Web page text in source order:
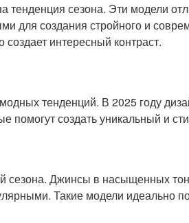
тенденция сезона. Эти модели
для создания стройного и
интересный контраст.
тенденций. В 2025 году
помогут создать уникальный и
сезона. Джинсы в насыщенных
Такие модели идеально